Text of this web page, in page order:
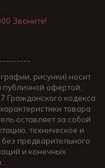
Звоните!
рисунки) носит
публичной офертой,
Гражданского кодекса
товара
оставляет за собой
техническое и
предварительного
и конечных